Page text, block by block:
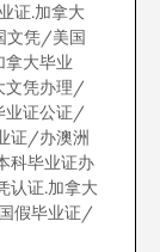
证.加拿大
文凭/美国
大毕业
文凭办理/
业证公证/
证/办澳洲
科毕业证办
认证.加拿大
假毕业证/